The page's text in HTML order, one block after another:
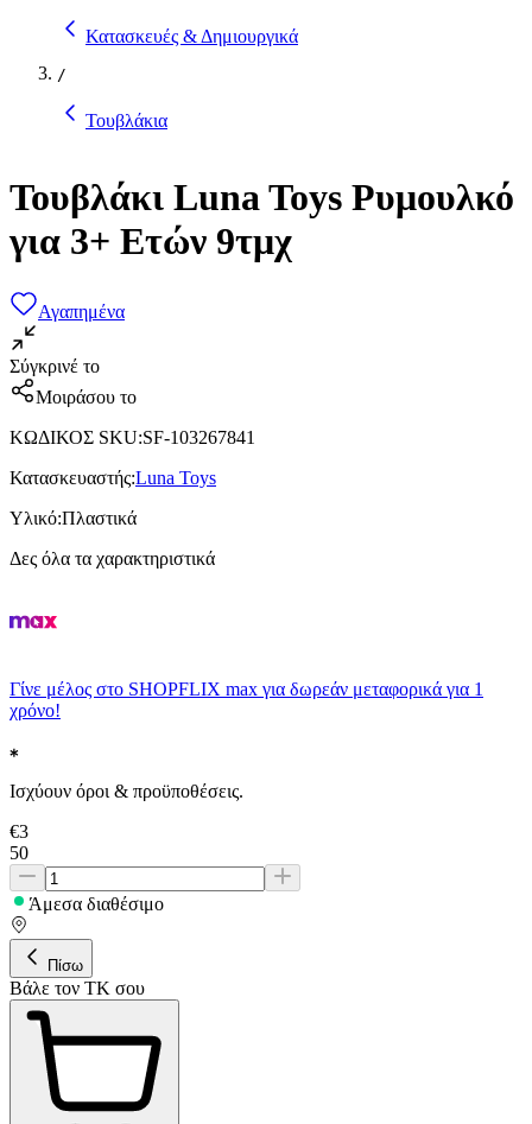
Κατασκευές & Δημιουργικά
/
Τουβλάκια
Τουβλάκι Luna Toys Ρυμουλκό
για 3+ Ετών 9τμχ
Αγαπημένα
Σύγκρινέ το
Μοιράσου το
ΚΩΔΙΚΟΣ SKU:SF-103267841
Κατασκευαστής:Luna Toys
Υλικό:Πλαστικά
Δες όλα τα χαρακτηριστικά
Γίνε μέλος στο SHOPFLIX max για δωρεάν μεταφορικά για 1
χρόνο!
Ισχύουν όροι & προϋποθέσεις.
€3
50
Άμεσα διαθέσιμο
Πίσω
Βάλε τον ΤΚ σου